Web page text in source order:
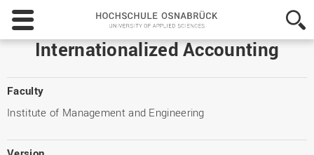
Hochschule
Osnabrück
-
University
Internationalized Accounting
Faculty
Institute of Management and Engineering